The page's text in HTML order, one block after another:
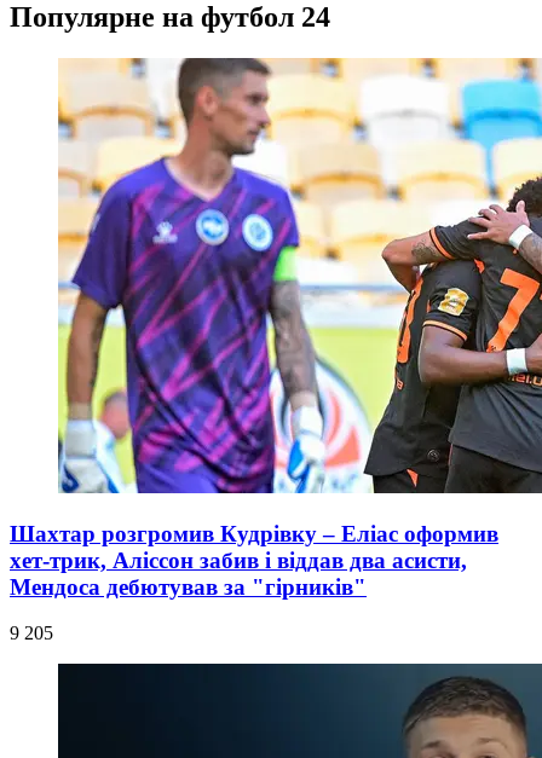
Популярне на футбол 24
Шахтар розгромив Кудрівку – Еліас оформив
хет-трик, Аліссон забив і віддав два асисти,
Мендоса дебютував за "гірників"
9 205